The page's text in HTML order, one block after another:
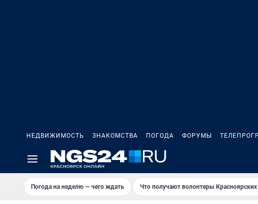
НЕДВИЖИМОСТЬ ЗНАКОМСТВА ПОГОДА ФОРУМЫ
Погода на неделю — чего ждать Что получают волонтеры Красноярских